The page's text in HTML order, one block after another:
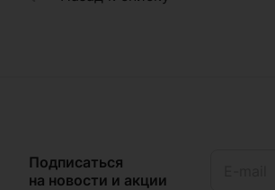
Подписаться
на новости и акции